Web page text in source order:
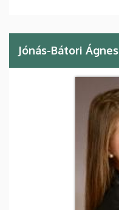
Jónás-Bátori Ágnes